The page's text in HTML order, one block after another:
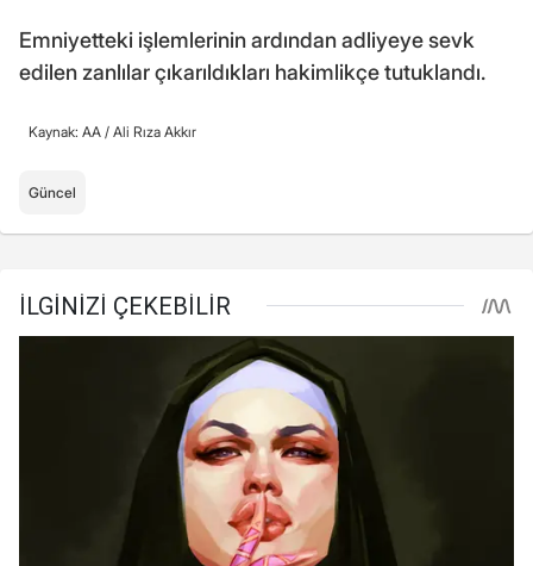
Emniyetteki işlemlerinin ardından adliyeye sevk
edilen zanlılar çıkarıldıkları hakimlikçe tutuklandı.
Kaynak: AA / Ali Rıza Akkır
Güncel